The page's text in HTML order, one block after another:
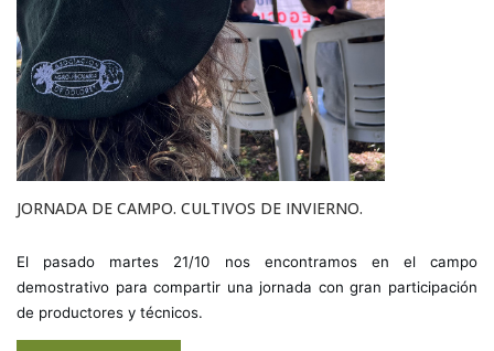
JORNADA DE CAMPO. CULTIVOS DE INVIERNO.
El pasado martes 21/10 nos encontramos en el campo
demostrativo para compartir una jornada con gran participación
de productores y técnicos.